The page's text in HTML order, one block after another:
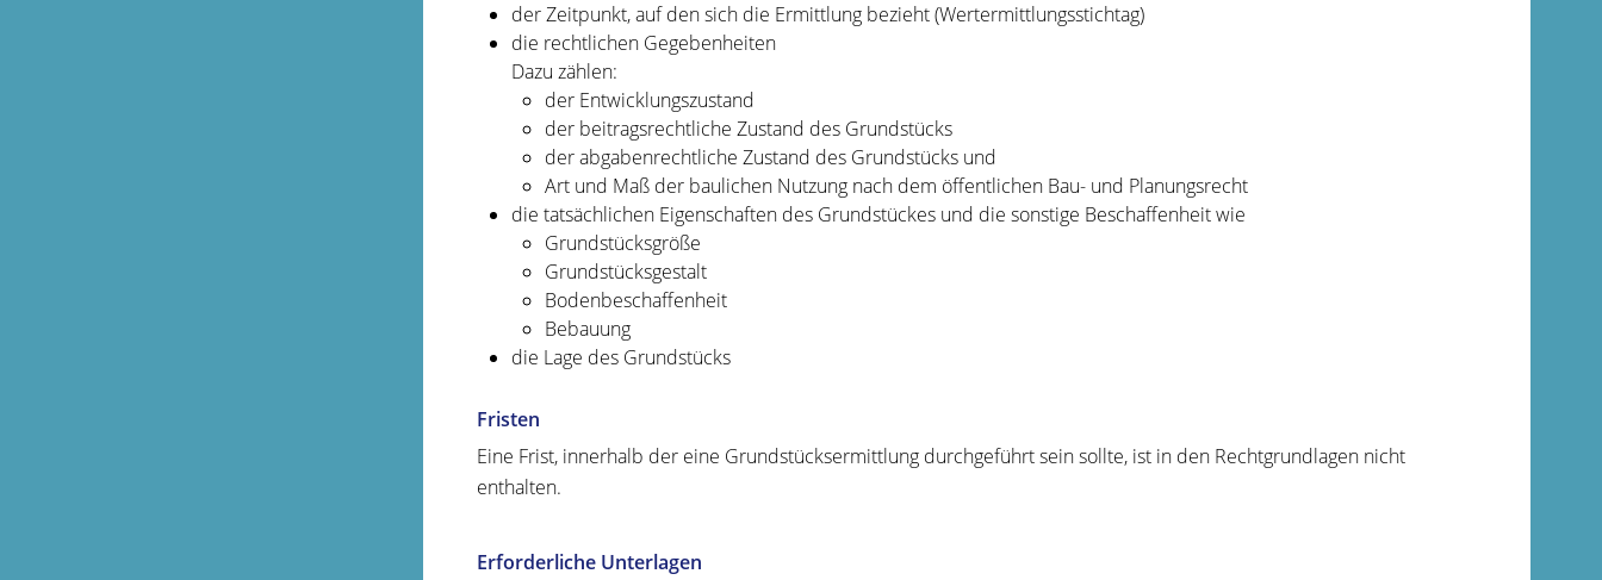
der Zeitpunkt, auf den sich die Ermittlung bezieht (Wertermittlungsstichtag)
die rechtlichen Gegebenheiten
Dazu zählen:
der Entwicklungszustand
der beitragsrechtliche Zustand des Grundstücks
der abgabenrechtliche Zustand des Grundstücks und
Art und Maß der baulichen Nutzung nach dem öffentlichen Bau- und Planungsrecht
die tatsächlichen Eigenschaften des Grundstückes und die sonstige Beschaffenheitwie
Grundstücksgröße
Grundstücksgestalt
Bodenbeschaffenheit
Bebauung
die Lage des Grundstücks
Fristen
Eine Frist, innerhalb der eine Grundstücksermittlung durchgeführt sein sollte, ist in den Rechtgrundlagen nicht
enthalten.
Erforderliche Unterlagen